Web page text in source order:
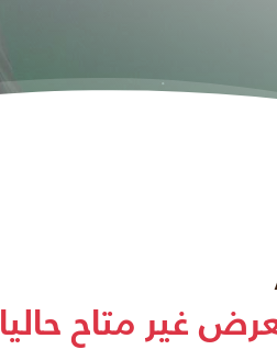
غير متاح حاليا